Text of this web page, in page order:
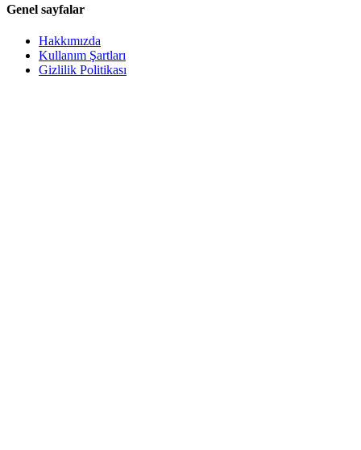
Genel sayfalar
Hakkımızda
Kullanım Şartları
Gizlilik Politikası